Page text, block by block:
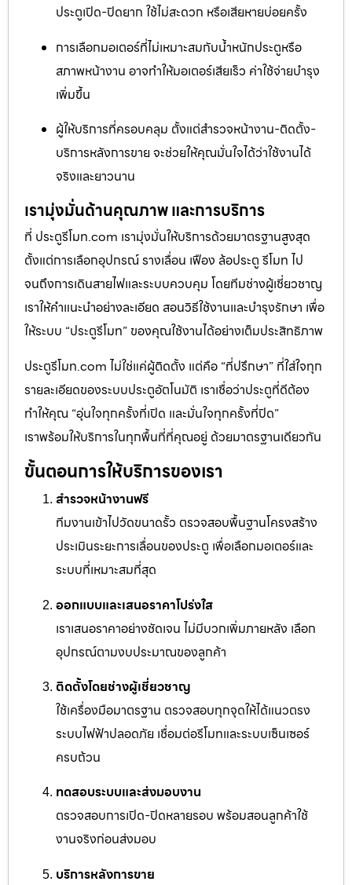
ประตูเปิด-ปิดยาก ใช้ไม่สะดวก หรือเสียหายบ่อยครั้ง
การเลือกมอเตอร์ที่ไม่เหมาะสมกับน้ำหนักประตูหรือ
สภาพหน้างาน อาจทำให้มอเตอร์เสียเร็ว ค่าใช้จ่ายบำรุง
เพิ่มขึ้น
ผู้ให้บริการที่ครอบคลุม ตั้งแต่สำรวจหน้างาน-ติดตั้ง-
บริการหลังการขาย จะช่วยให้คุณมั่นใจได้ว่าใช้งานได้
จริงและยาวนาน
เรามุ่งมั่นด้านคุณภาพ และการบริการ
ที่ ประตูรีโมท.com เรามุ่งมั่นให้บริการด้วยมาตรฐานสูงสุด
ตั้งแต่การเลือกอุปกรณ์ รางเลื่อน เฟือง ล้อประตู รีโมท ไป
จนถึงการเดินสายไฟและระบบควบคุม โดยทีมช่างผู้เชี่ยวชาญ
เราให้คำแนะนำอย่างละเอียด สอนวิธีใช้งานและบำรุงรักษา เพื่อ
ให้ระบบ “ประตูรีโมท” ของคุณใช้งานได้อย่างเต็มประสิทธิภาพ
ประตูรีโมท.com ไม่ใช่แค่ผู้ติดตั้ง แต่คือ “ที่ปรึกษา” ที่ใส่ใจทุก
รายละเอียดของระบบประตูอัตโนมัติ เราเชื่อว่าประตูที่ดีต้อง
ทำให้คุณ “อุ่นใจทุกครั้งที่เปิด และมั่นใจทุกครั้งที่ปิด”
เราพร้อมให้บริการในทุกพื้นที่ที่คุณอยู่ ด้วยมาตรฐานเดียวกัน
ขั้นตอนการให้บริการของเรา
สำรวจหน้างานฟรี
ทีมงานเข้าไปวัดขนาดรั้ว ตรวจสอบพื้นฐานโครงสร้าง
ประเมินระยะการเลื่อนของประตู เพื่อเลือกมอเตอร์และ
ระบบที่เหมาะสมที่สุด
ออกแบบและเสนอราคาโปร่งใส
เราเสนอราคาอย่างชัดเจน ไม่มีบวกเพิ่มภายหลัง เลือก
อุปกรณ์ตามงบประมาณของลูกค้า
ติดตั้งโดยช่างผู้เชี่ยวชาญ
ใช้เครื่องมือมาตรฐาน ตรวจสอบทุกจุดให้ได้แนวตรง
ระบบไฟฟ้าปลอดภัย เชื่อมต่อรีโมทและระบบเซ็นเซอร์
ครบถ้วน
ทดสอบระบบและส่งมอบงาน
ตรวจสอบการเปิด-ปิดหลายรอบ พร้อมสอนลูกค้าใช้
งานจริงก่อนส่งมอบ
บริการหลังการขาย